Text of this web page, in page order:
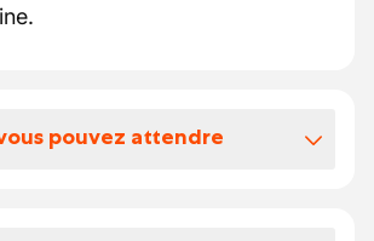
pouvez attendre